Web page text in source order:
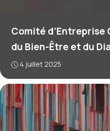
Comité
du Bien-Être et du
4 juillet 2025